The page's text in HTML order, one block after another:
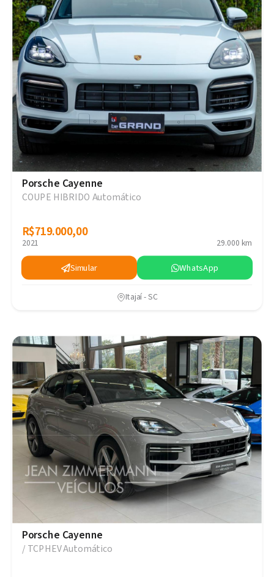
Porsche Cayenne
COUPE HIBRIDO Automático
R$719.000,00
R$719.000,00
2021 29.000 km
Simular WhatsApp
Itajaí - SC
Porsche Cayenne
/ TCPHEV Automático